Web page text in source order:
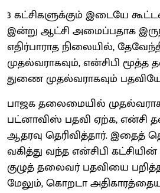
3 கட்சிகளுக்கும் இடையே
இன்று ஆட்சி அமைப்பதாக
எதிர்பாராத நிலையில்,
முதல்வராகவும், என்சிபி
துணை முதல்வராகவும்
பாஜக தலைமையில்
பட்னாவிஸ் பதவி ஏற்க, என்சி
ஆதரவு தெரிவித்தார். இதைத்
வகித்து வந்த என்சிபி
குழுத் தலைவர் பதவியை
மேலும், கொறடா